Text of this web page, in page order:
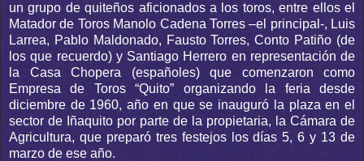
un grupo de quiteños aficionados a los toros, entre ellos el
Matador de Toros Manolo Cadena Torres –el principal-, Luis
Larrea, Pablo Maldonado, Fausto Torres, Conto Patiño (de
los que recuerdo) y Santiago Herrero en representación de
la Casa Chopera (españoles) que comenzaron como
Empresa de Toros “Quito” organizando la feria desde
diciembre de 1960, año en que se inauguró la plaza en el
sector de Iñaquito por parte de la propietaria, la Cámara de
Agricultura, que preparó tres festejos los días 5, 6 y 13 de
marzo de ese año.